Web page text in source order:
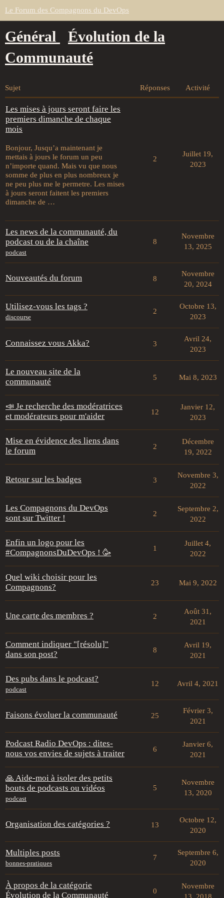
Le Forum des Compagnons du DevOps
Général
Évolution de la
Communauté
Sujet Réponses Activité
Les mises à jours seront faire les
premiers dimanche de chaque
mois
Bonjour, Jusqu’a maintenant je
mettais à jours le forum un peu
n’importe quand. Mais vu que nous
somme de plus en plus nombreux je
ne peu plus me le permetre. Les mises
à jours seront faitent les premiers
dimanche de …
2
Juillet 19,
2023
Les news de la communauté, du
podcast ou de la chaîne
podcast
8
Novembre
13, 2025
Nouveautés du forum 8
Novembre
20, 2024
Utilisez-vous les tags ?
discourse
2
Octobre 13,
2023
Connaissez vous Akka? 3
Avril 24,
2023
Le nouveau site de la
communauté
5 Mai 8, 2023
📣 Je recherche des modératrices
et modérateurs pour m'aider
12
Janvier 12,
2023
Mise en évidence des liens dans
le forum
2
Décembre
19, 2022
Retour sur les badges 3
Novembre 3,
2022
Les Compagnons du DevOps
sont sur Twitter !
2
Septembre 2,
2022
Enfin un logo pour les
#CompagnonsDuDevOps ! 🥳
1
Juillet 4,
2022
Quel wiki choisir pour les
Compagnons?
23 Mai 9, 2022
Une carte des membres ? 2
Août 31,
2021
Comment indiquer "[résolu]"
dans son post?
8
Avril 19,
2021
Des pubs dans le podcast?
podcast
12 Avril 4, 2021
Faisons évoluer la communauté 25
Février 3,
2021
Podcast Radio DevOps : dites-
nous vos envies de sujets à traiter
6
Janvier 6,
2021
🙏 Aide-moi à isoler des petits
bouts de podcasts ou vidéos
podcast
5
Novembre
13, 2020
Organisation des catégories ? 13
Octobre 12,
2020
Multiples posts
bonnes-pratiques
7
Septembre 6,
2020
À propos de la catégorie
Évolution de la Communauté
0
Novembre
13, 2018